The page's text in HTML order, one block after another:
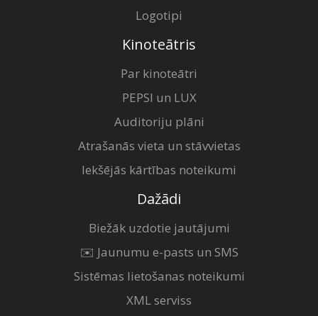
Logotipi
Kinoteātris
Par kinoteātri
PEPSI un LUX
Auditoriju plāni
Atrašanās vieta un stāvvietas
Iekšējās kārtības noteikumi
Dažādi
Biežāk uzdotie jautājumi
✉️ Jaunumu e-pasts un SMS
Sistēmas lietošanas noteikumi
XML serviss